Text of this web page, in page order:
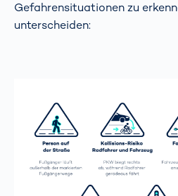
Gefahrensituationen zu
unterscheiden: